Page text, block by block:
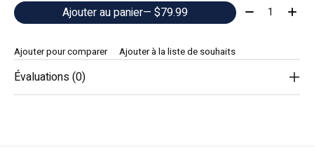
Ajouter au panier — $79.99 Quantité:
Ajouter pour comparer Ajouter à la liste de souhaits
Évaluations (0)